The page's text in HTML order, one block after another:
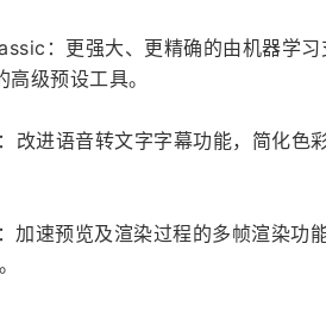
：更强大、更精确的由机器学
级预设工具。
改进语音转文字字幕功能，简化色
加速预览及渲染过程的多帧渲染功